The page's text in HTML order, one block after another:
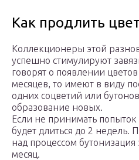
Как продлить
Коллекционеры этой
успешно стимулируют
говорят о появлении
месяцев, то имеют в виду
одних соцветий или
образование новых.
Если не принимать попыток
будет длиться до 2 недель.
над процессом бутонизация
месяц.